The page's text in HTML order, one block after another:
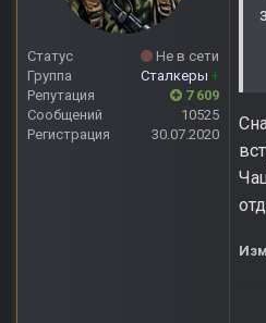
Статус
Не в сети
Группа
Сталкеры +
Репутация
7 609
Сообщений
10525
Регистрация
30.07.2020